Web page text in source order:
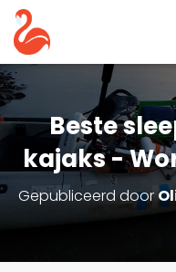
Beste
kajaks -
Gepubliceerd door